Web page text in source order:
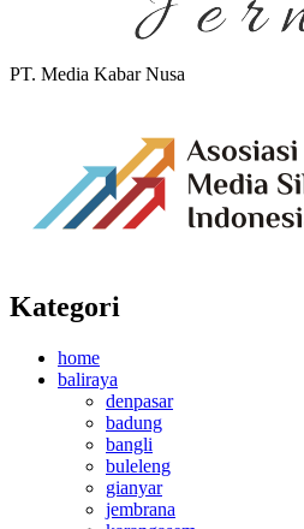
PT. Media Kabar Nusa
Kategori
home
baliraya
denpasar
badung
bangli
buleleng
gianyar
jembrana